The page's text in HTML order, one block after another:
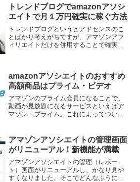
るようになったのでシェアしたいと思い
ます。
トレンドブログでamazonアソシ
エイトで月１万円確実に稼ぐ方法
トレンドブログというとアドセンスのこ
とばかり考えがちですが、アマゾンアフ
ィリエイトだけを併用することで確実に
くアドセンスと共存させる...
amazonアソシエイトのおすすめ
高額商品はプライム・ビデオ
アマゾンのプライム会員になることで、
動画が見放題になるサービスといえばア
マゾン・プライム。これによってついに
利用するのはもちろんのこと、このサー
ビスをアフィリエイトに利...
アマゾンアソシエイトの管理画面
がリニューアル！新機能が満載
アマゾンアソシエイトの管理（レポー
ト）画面がリニューアルし、かなり見や
すくなりました。そこでどんなふうに使